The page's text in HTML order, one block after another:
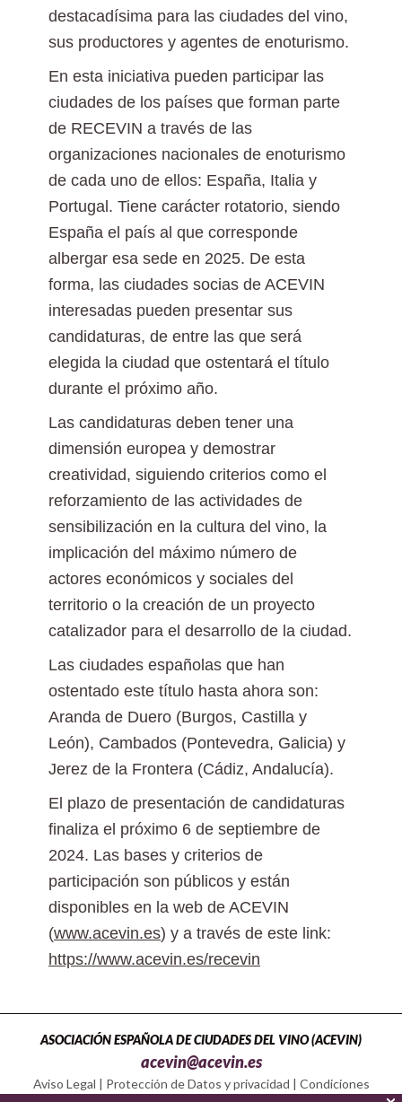
destacadísima para las ciudades del vino,
sus productores y agentes de enoturismo.
En esta iniciativa pueden participar las
ciudades de los países que forman parte
de RECEVIN a través de las
organizaciones nacionales de enoturismo
de cada uno de ellos: España, Italia y
Portugal. Tiene carácter rotatorio, siendo
España el país al que corresponde
albergar esa sede en 2025. De esta
forma, las ciudades socias de ACEVIN
interesadas pueden presentar sus
candidaturas, de entre las que será
elegida la ciudad que ostentará el título
durante el próximo año.
Las candidaturas deben tener una
dimensión europea y demostrar
creatividad, siguiendo criterios como el
reforzamiento de las actividades de
sensibilización en la cultura del vino, la
implicación del máximo número de
actores económicos y sociales del
territorio o la creación de un proyecto
catalizador para el desarrollo de la ciudad.
Las ciudades españolas que han
ostentado este título hasta ahora son:
Aranda de Duero (Burgos, Castilla y
León), Cambados (Pontevedra, Galicia) y
Jerez de la Frontera (Cádiz, Andalucía).
El plazo de presentación de candidaturas
finaliza el próximo 6 de septiembre de
2024. Las bases y criterios de
participación son públicos y están
disponibles en la web de ACEVIN
(www.acevin.es) y a través de este link:
https://www.acevin.es/recevin
ASOCIACIÓN ESPAÑOLA DE CIUDADES DEL VINO (ACEVIN)
acevin@acevin.es
Aviso Legal | Protección de Datos y privacidad | Condiciones
Política de Cookies